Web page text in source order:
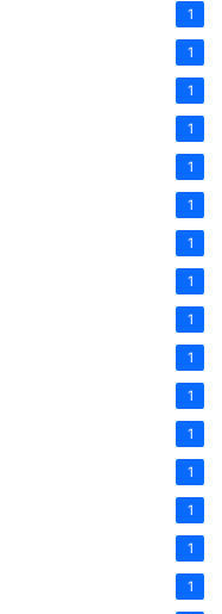
1
1
1
1
1
1
1
1
1
1
1
1
1
1
1
1